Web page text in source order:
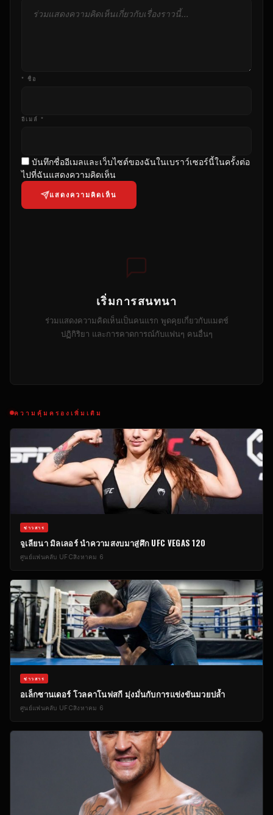
* ชื่อ
อีเมล์ *
บันทึกชื่ออีเมลและเว็บไซต์ของฉันในเบราว์เซอร์นี้ในครั้งต่อ
ไปที่ฉันแสดงความคิดเห็น
แสดงความคิดเห็น
เริ่มการสนทนา
ร่วมแสดงความคิดเห็นเป็นคนแรก พูดคุยเกี่ยวกับแมตช์
ปฏิกิริยา และการคาดการณ์กับแฟนๆ คนอื่นๆ
ความคุ้มครองเพิ่มเติม
ข่าวสาร
จูเลียนา มิลเลอร์ นำความสงบมาสู่ศึก UFC VEGAS 120
ศูนย์แฟนคลับ UFCสิงหาคม 6
ข่าวสาร
อเล็กซานเดอร์ โวลคาโนฟสกี มุ่งมั่นกับการแข่งขันมวยปล้ำ
ศูนย์แฟนคลับ UFCสิงหาคม 6